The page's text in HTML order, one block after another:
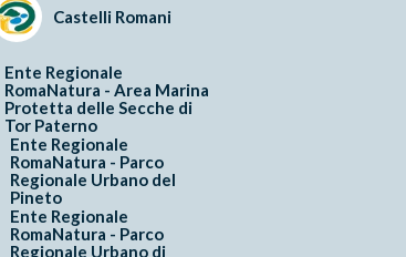
Castelli Romani
Ente Regionale
RomaNatura - Area Marina
Protetta delle Secche di
Tor Paterno
Ente Regionale
RomaNatura - Parco
Regionale Urbano del
Pineto
Ente Regionale
RomaNatura - Parco
Regionale Urbano di